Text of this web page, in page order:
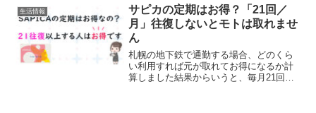
スーパ―】を紹介しますろぐきたでは札
幌市西区...
生活情報
サピカの定期はお得？「21回／
月」往復しないとモトは取れませ
ん
札幌の地下鉄で通勤する場合、どのくら
い利用すれば元が取れてお得になるか計
算しました結果からいうと、毎月21回往